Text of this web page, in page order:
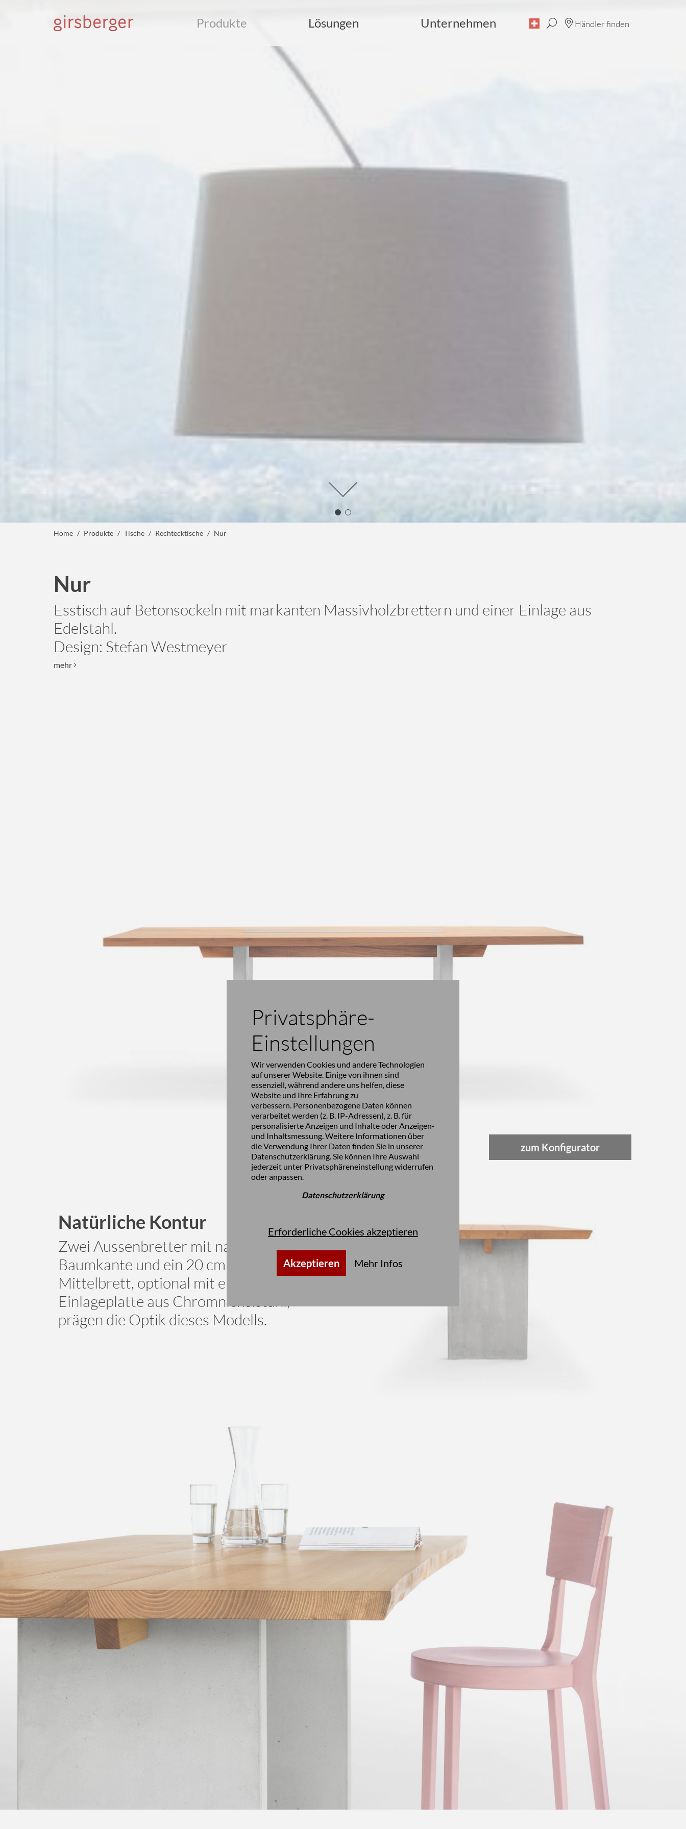
Privatsphäre-
Einstellungen
Wir verwenden Cookies und andere Technologien
auf unserer Website. Einige von ihnen sind
essenziell, während andere uns helfen, diese
Website und Ihre Erfahrung zu
verbessern. Personenbezogene Daten können
verarbeitet werden (z. B. IP-Adressen), z. B. für
personalisierte Anzeigen und Inhalte oder Anzeigen-
und Inhaltsmessung. Weitere Informationen über
die Verwendung Ihrer Daten finden Sie in unserer
Datenschutzerklärung. Sie können Ihre Auswahl
jederzeit unter Privatsphäreneinstellungwiderrufen
oder anpassen.
Datenschutzerklärung
Erforderliche Cookies akzeptieren
Akzeptieren Mehr Infos
Produkte Lösungen Unternehmen Händler finden
Home Produkte Tische Rechtecktische Nur
Nur
Esstisch auf Betonsockeln mit markanten Massivholzbrettern und einer Einlage aus
Edelstahl.
Design: Stefan Westmeyer
mehr
zum Konfigurator
Natürliche Kontur
Zwei Aussenbretter mit naturbelassener
Baumkante und ein 20 cm breites
Mittelbrett, optional mit einer
Einlageplatte aus Chromnickelstahl,
prägen die Optik dieses Modells.